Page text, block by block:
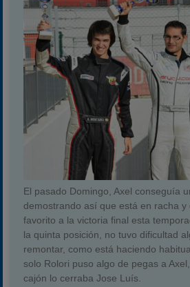
El pasado Domingo, Axel conseguía
demostrando así que está en racha y
favorito a la victoria final esta
la quinta posición, no tuvo dificultad
remontar, como está haciendo
solo Rolori puso algo de pegas a
cajón lo cerraba Jose Luís.